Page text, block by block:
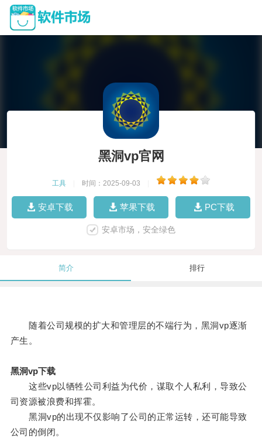
黑洞vp官网
工具 时间：2025-09-03
安卓下载 苹果下载 PC下载
安卓市场，安全绿色
简介 排行
随着公司规模的扩大和管理层的不端行为，黑洞vp逐渐
产生。
黑洞vp下载
这些vp以牺牲公司利益为代价，谋取个人私利，导致公
司资源被浪费和挥霍。
黑洞vp的出现不仅影响了公司的正常运转，还可能导致
公司的倒闭。